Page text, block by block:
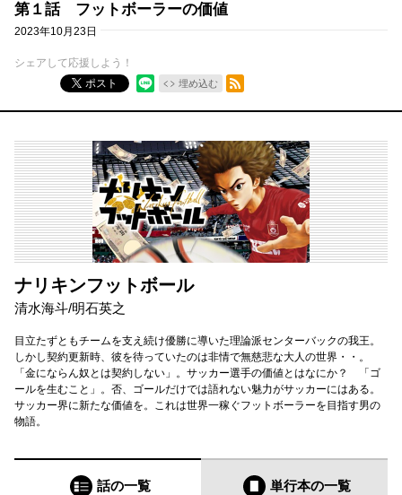
第１話 フットボーラーの価値
2023年10月23日
シェアして応援しよう！
ポスト
埋め込む
RSSフィード
ナリキンフットボール
清水海斗/明石英之
目立たずともチームを支え続け優勝に導いた理論派センターバックの我王。
しかし契約更新時、彼を待っていたのは非情で無慈悲な大人の世界・・。
「金にならん奴とは契約しない」。サッカー選手の価値とはなにか？ 「ゴ
ールを生むこと」。否、ゴールだけでは語れない魅力がサッカーにはある。
サッカー界に新たな価値を。これは世界一稼ぐフットボーラーを目指す男の
物語。
話の一覧 単行本の一覧